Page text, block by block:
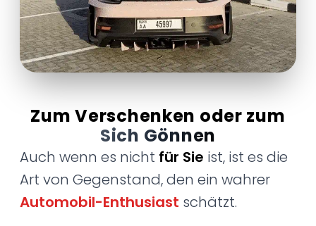
Zum Verschenken oder zum
Sich Gönnen
Auch wenn es nicht für Sie ist, ist es die
Art von Gegenstand, den ein wahrer
Automobil-Enthusiast schätzt.